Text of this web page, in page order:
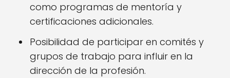
como programas de mentoría y
certificaciones adicionales.
Posibilidad de participar en comités y
grupos de trabajo para influir en la
dirección de la profesión.